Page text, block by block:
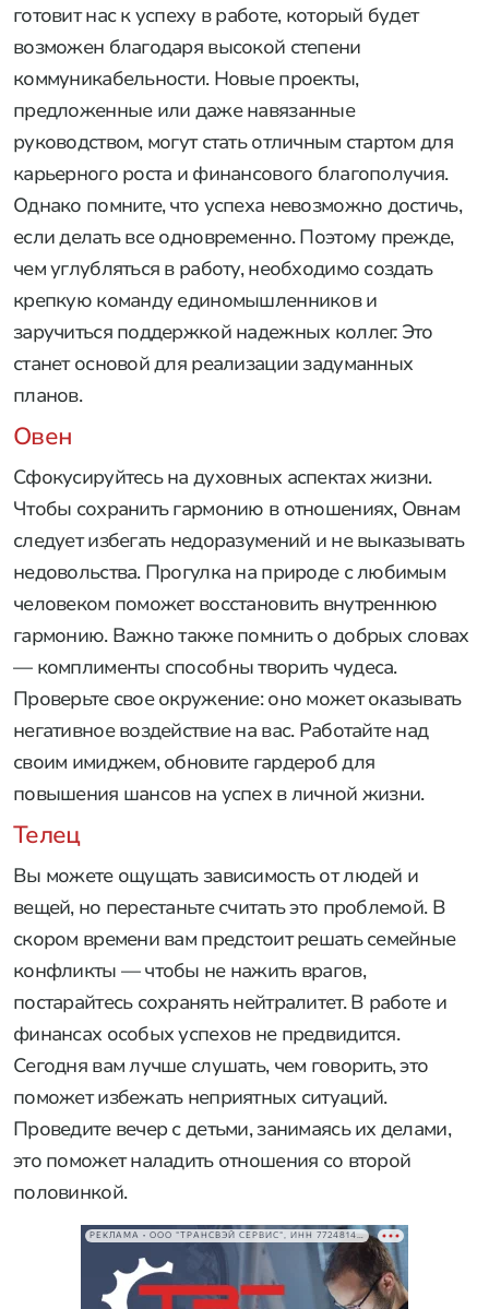
готовит нас к успеху в работе, который будет
возможен благодаря высокой степени
коммуникабельности. Новые проекты,
предложенные или даже навязанные
руководством, могут стать отличным стартом для
карьерного роста и финансового благополучия.
Однако помните, что успеха невозможно достичь,
если делать все одновременно. Поэтому прежде,
чем углубляться в работу, необходимо создать
крепкую команду единомышленников и
заручиться поддержкой надежных коллег. Это
станет основой для реализации задуманных
планов.
Овен
Сфокусируйтесь на духовных аспектах жизни.
Чтобы сохранить гармонию в отношениях, Овнам
следует избегать недоразумений и не выказывать
недовольства. Прогулка на природе с любимым
человеком поможет восстановить внутреннюю
гармонию. Важно также помнить о добрых словах
— комплименты способны творить чудеса.
Проверьте свое окружение: оно может оказывать
негативное воздействие на вас. Работайте над
своим имиджем, обновите гардероб для
повышения шансов на успех в личной жизни.
Телец
Вы можете ощущать зависимость от людей и
вещей, но перестаньте считать это проблемой. В
скором времени вам предстоит решать семейные
конфликты — чтобы не нажить врагов,
постарайтесь сохранять нейтралитет. В работе и
финансах особых успехов не предвидится.
Сегодня вам лучше слушать, чем говорить, это
поможет избежать неприятных ситуаций.
Проведите вечер с детьми, занимаясь их делами,
это поможет наладить отношения со второй
половинкой.
РЕКЛАМА • ООО "ТРАНСВЭЙ СЕРВИС", ИНН 7724814198